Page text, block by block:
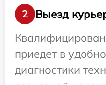
2
Выезд
приедет в
диагностики